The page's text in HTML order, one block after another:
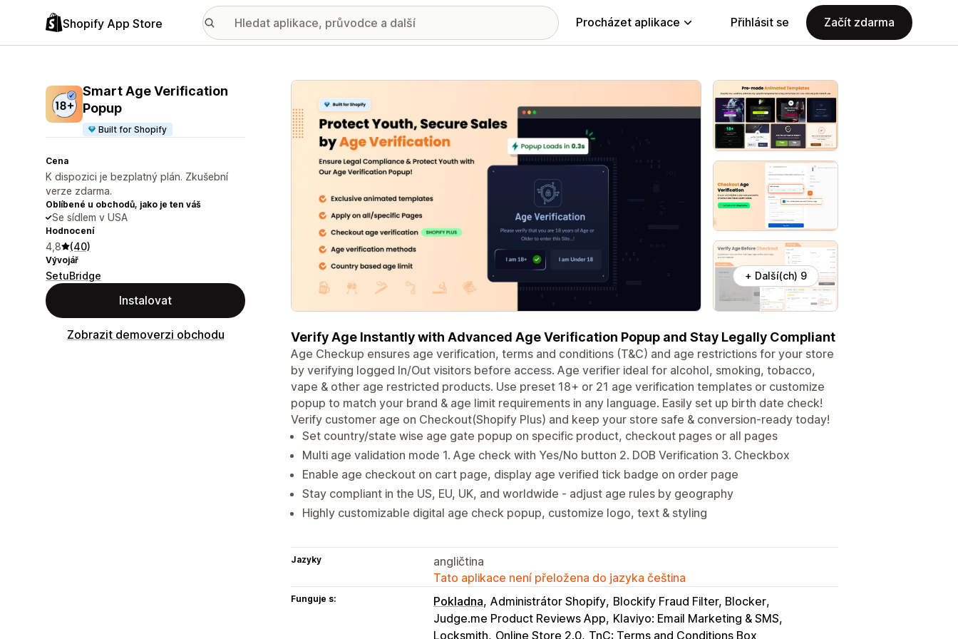
Shopify App Store Procházet aplikace Přihlásit se Začít zdarma
Smart Age Verification
Popup
Built for Shopify
Cena
K dispozici je bezplatný plán. Zkušební
verze zdarma.
Oblíbené u obchodů, jako je ten váš
Se sídlem v USA
Hodnocení
4,8 (40)
Vývojář
SetuBridge
Instalovat
Zobrazit demoverzi obchodu
Galerie propagovaných obrázků
+ Další(ch) 9
Verify Age Instantly with Advanced Age Verification Popup and Stay Legally Compliant
Age Checkup ensures age verification, terms and conditions (T&C) and age restrictions for your store
by verifying logged In/Out visitors before access. Age verifier ideal for alcohol, smoking, tobacco,
vape & other age restricted products. Use preset 18+ or 21 age verification templates or customize
popup to match your brand & age limit requirements in any language. Easily set up birth date check!
Verify customer age on Checkout(Shopify Plus) and keep your store safe & conversion-ready today!
Set country/state wise age gate popup on specific product, checkout pages or all pages
Multi age validation mode 1. Age check with Yes/No button 2. DOB Verification 3. Checkbox
Enable age checkout on cart page, display age verified tick badge on order page
Stay compliant in the US, EU, UK, and worldwide - adjust age rules by geography
Highly customizable digital age check popup, customize logo, text & styling
Jazyky
angličtina
Tato aplikace není přeložena do jazyka čeština
Funguje s: Pokladna Administrátor Shopify Blockify Fraud Filter, Blocker
Judge.me Product Reviews App Klaviyo: Email Marketing & SMS
Locksmith Online Store 2.0 TnC: Terms and Conditions Box